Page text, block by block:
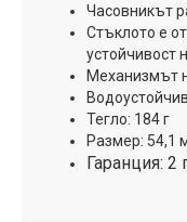
Часовникът
Стъклото е
устойчивост
Механизмът
Тегло: 184 г
Размер: 54,1
Гаранция: 2